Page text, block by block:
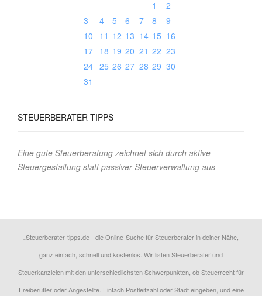
1
2
3
4 5 6 7 8
9
10
11 12 13 14 15 16
17
18 19 20 21 22 23
24 25 26 27 28 29 30
31
STEUERBERATER TIPPS
Eine gute Steuerberatung zeichnet sich durch aktive
Steuergestaltung statt passiver Steuerverwaltung aus
„Steuerberater-tipps.de - die Online-Suche für Steuerberater in deiner Nähe,
ganz einfach, schnell und kostenlos. Wir listen Steuerberater und
Steuerkanzleien mit den unterschiedlichsten Schwerpunkten, ob Steuerrecht für
Freiberufler oder Angestellte. Einfach Postleitzahl oder Stadt eingeben, und eine